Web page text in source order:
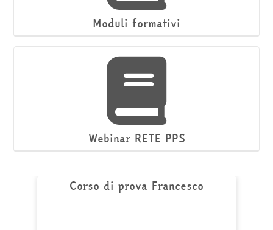
Moduli formativi
Webinar RETE PPS
Corso di prova Francesco